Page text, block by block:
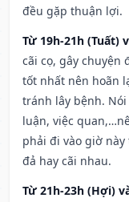
đều gặp thuận lợi.
Từ 19h-21h (Tuất)
cãi cọ, gây chuyện
tốt nhất nên hoãn
tránh lây bệnh.
luận, việc
phải đi vào giờ
đả hay cãi nhau.
Từ 21h-23h (Hợi)